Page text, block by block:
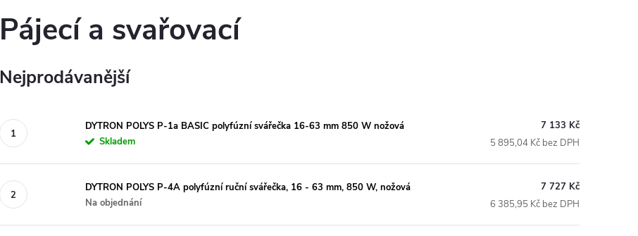
Pájecí a svařovací
Nejprodávanější
DYTRON POLYS P-1a BASIC polyfúzní svářečka 16-63 mm 850 W nožová
Skladem
7 133 Kč
5 895,04 Kč bez DPH
DYTRON POLYS P-4A polyfúzní ruční svářečka, 16 - 63 mm, 850 W, nožová
Na objednání
7 727 Kč
6 385,95 Kč bez DPH